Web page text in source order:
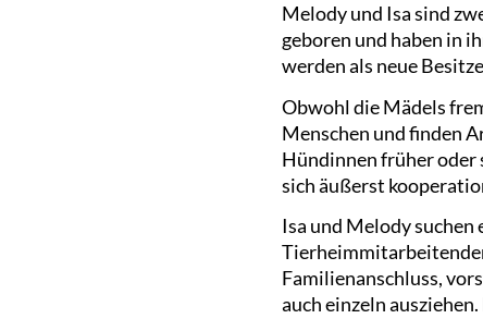
Melody und Isa sind
geboren und haben in
werden als neue
Obwohl die Mädels
Menschen und finden
Hündinnen früher oder
sich äußerst
Isa und Melody
Familienanschluss,
auch einzeln